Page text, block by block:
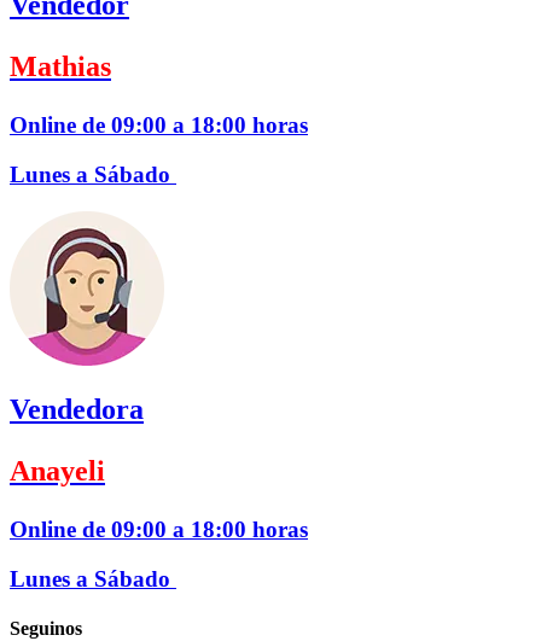
Mathias
Online de 09:00 a 18:00 horas
Lunes a Sábado
Vendedora
Anayeli
Online de 09:00 a 18:00 horas
Lunes a Sábado
Seguinos